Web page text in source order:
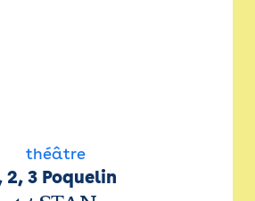
théâtre
2, 3 Poquelin